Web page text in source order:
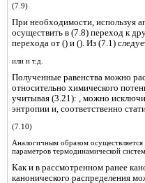
(7.9)
При необходимости, используя
осуществить в (7.8) переход к
перехода от () и (). Из (7.1)
или и т.д.
Полученные равенства можно
относительно химического
учитывая (3.21): , можно
энтропии и, соответственно
(7.10)
Аналогичным образом
параметров термодинамической
Как и в рассмотренном ранее
канонического распределения можно показать,